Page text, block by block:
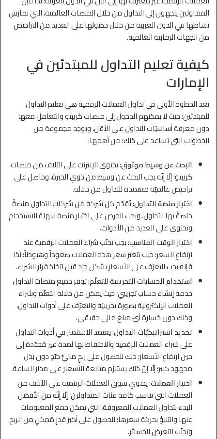
المتداولين يتجهون إلى التداول من خلال المنصات العالمية، التي تمارس
نشاطها في الدول العربية من خلال حصولها على العديد من التراخيص
من الجهات الرقابية العالمية.
كيفية تعليم التداول للمبتدئين في
الإمارات
تعد الخطوة الأولى في تداول العملات الرقمية هي تعليم التداول
للمبتدئين؛ حيث لا يمكنهم الدخول إلى منصات كريبتو والتعامل معها
دون معرفة أساسيّات التداول على الأقل، ويوجد مجموعة من
الخطوات التي تساعد على ذلك؛ من أهمها:
البحث عن وسيط موثوق:يحتوي الإنترنت على الآلاف من منصات
كريبتو؛ إلّا إنّه يجب البحث عن وسيط من ذوي الخبرة، وحاصل على
تراخيص عالميّة معتمدة للتداول من خلاله.
اختيار منصة التداول:تُقدّم كل شركة من شركات التداول منصةً
خاصةً بها للتداول، ويجب الحرص على اختيار منصة سهلة الاستخدام
وتحتوي على العديد من الأدوات.
اختيار الوقت المناسب:يجب تجنّب شراء العملات الرقمية عند
ارتفاع السعر؛ حيث يتغيّر سعر هذه العملات صعوداً وهبوطاً؛ لذا
فإنه يجب التعرّف على الأسعار بشكل جيّد قبل اتخاذ قرار الشراء.
استخدام الحسابات التجريبية للتعلّم:توفر جميع منصات التداول
خدمة إنشاء حساب تجريبي؛ حيث يمكن من خلاله التعلّم وشراء
العملات الإلكترونية بصورة تجريبيّة والتعرّف على أدوات التداول،
وذلك دون خسارة أيّ مبلغ مالي حقيقي.
تحديد استراتيجيّات التداول:يعتمد الاستثمار في أدوات التداول
على شراء العملات الرقمية والاحتفاظ بها لمدة غير مُحدّدة إلى
حين ارتفاع الأسعار؛ ذلك للحصول على ربحٍ ماليٍّ جيّدٍ دون بذل
مجهود كبير؛ إلّا إنّ ذلك يستلزم متابعة الأسعار على مدار الساعة.
اختيار العملات:يحتوي سوق العملات الرقمية على الآلاف من
العملات التي تناسب كافة فئات المتداولين؛ إلّا إنّه من الأفضل
البدء بتداول العملات المعروفة، التي يمكن جمع المعلومات
عنها والتنبؤ بحركة سعرها؛ للحصول على أكبر قدرٍ مُمكنٍ من الربح
وتجنّب التعرّض للخسائر.